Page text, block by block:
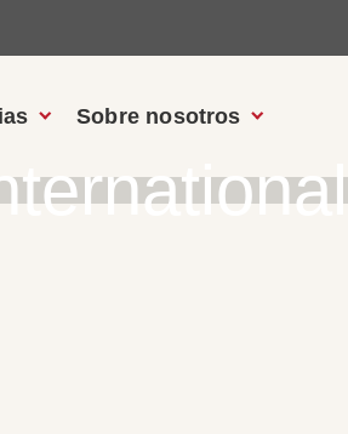
Sobre nosotros